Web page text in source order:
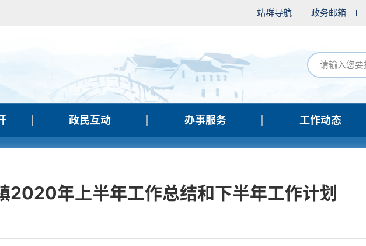
站群导航 政务邮箱
政民互动 办事服务 工作动态
2020年上半年工作总结和下半年工作计划